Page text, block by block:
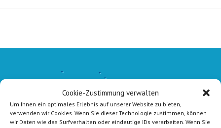
Cookie-Zustimmung verwalten
Um Ihnen ein optimales Erlebnis auf unserer Website zu bieten,
verwenden wir Cookies. Wenn Sie dieser Technologie zustimmen, können
wir Daten wie das Surfverhalten oder eindeutige IDs verarbeiten. Wenn Sie